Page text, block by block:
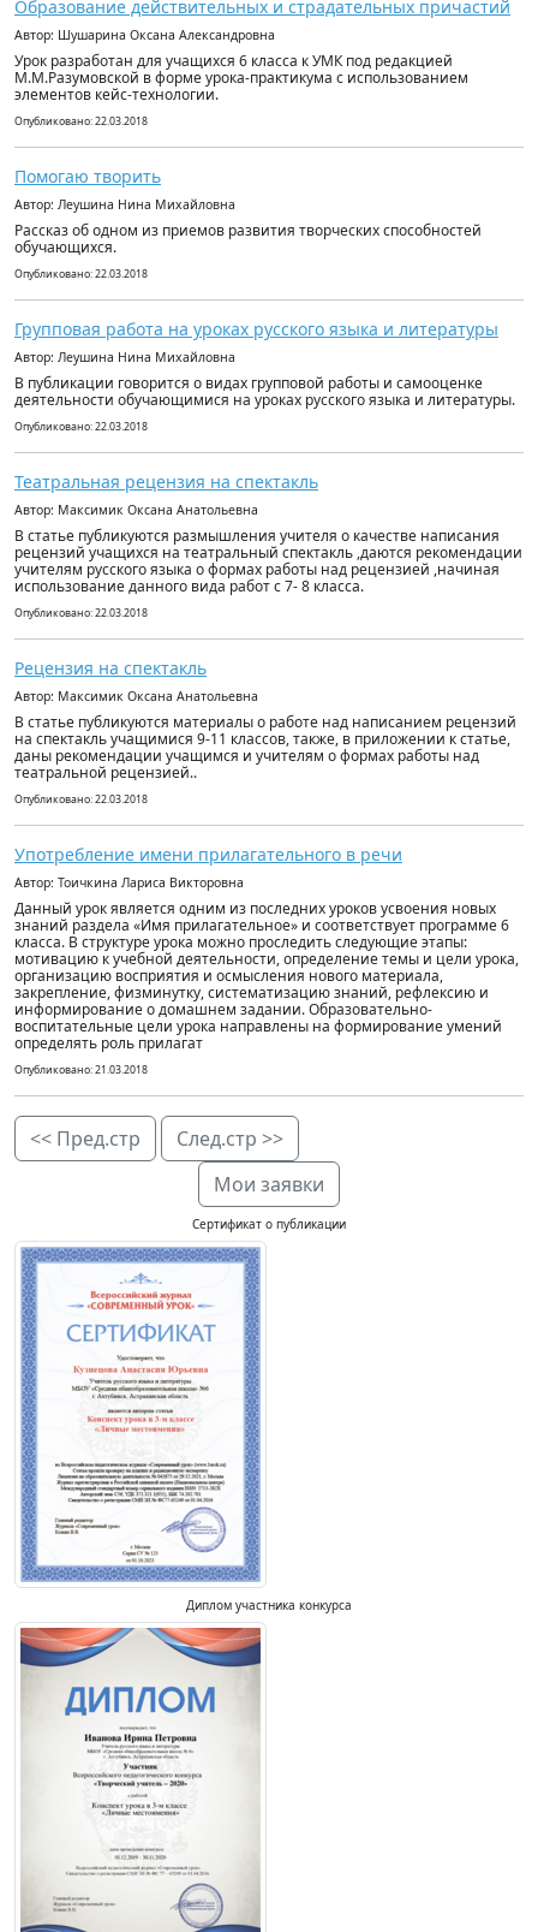
Образование действительных и страдательных причастий
Автор: Шушарина Оксана Александровна
Урок разработан для учащихся 6 класса к УМК под редакцией
М.М.Разумовской в форме урока-практикума с использованием
элементов кейс-технологии.
Опубликовано: 22.03.2018
Помогаю творить
Автор: Леушина Нина Михайловна
Рассказ об одном из приемов развития творческих способностей
обучающихся.
Опубликовано: 22.03.2018
Групповая работа на уроках русского языка и литературы
Автор: Леушина Нина Михайловна
В публикации говорится о видах групповой работы и самооценке
деятельности обучающимися на уроках русского языка и литературы.
Опубликовано: 22.03.2018
Театральная рецензия на спектакль
Автор: Максимик Оксана Анатольевна
В статье публикуются размышления учителя о качестве написания
рецензий учащихся на театральный спектакль ,даются рекомендации
учителям русского языка о формах работы над рецензией ,начиная
использование данного вида работ с 7- 8 класса.
Опубликовано: 22.03.2018
Рецензия на спектакль
Автор: Максимик Оксана Анатольевна
В статье публикуются материалы о работе над написанием рецензий
на спектакль учащимися 9-11 классов, также, в приложении к статье,
даны рекомендации учащимся и учителям о формах работы над
театральной рецензией..
Опубликовано: 22.03.2018
Употребление имени прилагательного в речи
Автор: Тоичкина Лариса Викторовна
Данный урок является одним из последних уроков усвоения новых
знаний раздела «Имя прилагательное» и соответствует программе 6
класса. В структуре урока можно проследить следующие этапы:
мотивацию к учебной деятельности, определение темы и цели урока,
организацию восприятия и осмысления нового материала,
закрепление, физминутку, систематизацию знаний, рефлексию и
информирование о домашнем задании. Образовательно-
воспитательные цели урока направлены на формирование умений
определять роль прилагат
Опубликовано: 21.03.2018
<< Пред.стр
След.стр >>
Мои заявки
Сертификат о публикации
Диплом участника конкурса